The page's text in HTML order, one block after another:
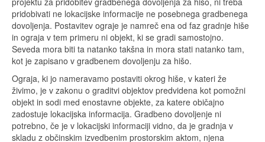
pridobivati ne lokacijske informacije ne posebnega gradbenega
dovoljenja. Postavitev ograje je namreč ena od faz gradnje hiše
in ograja v tem primeru ni objekt, ki se gradi samostojno.
Seveda mora biti ta natanko takšna in mora stati natanko tam,
kot je zapisano v gradbenem dovoljenju za hišo.
Ograja, ki jo nameravamo postaviti okrog hiše, v kateri že
živimo, je v zakonu o graditvi objektov predvidena kot pomožni
objekt in sodi med enostavne objekte, za katere običajno
zadostuje lokacijska informacija. Gradbeno dovoljenje ni
potrebno, če je v lokacijski informaciji vidno, da je gradnja v
skladu z občinskim izvedbenim prostorskim aktom, njena